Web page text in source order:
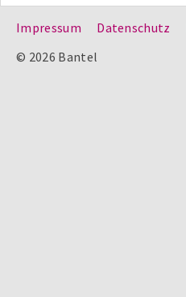
Impressum Datenschutz
© 2026 Bantel